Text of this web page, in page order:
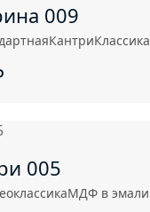
009
КантриКлассика
005
МДФ в эмали